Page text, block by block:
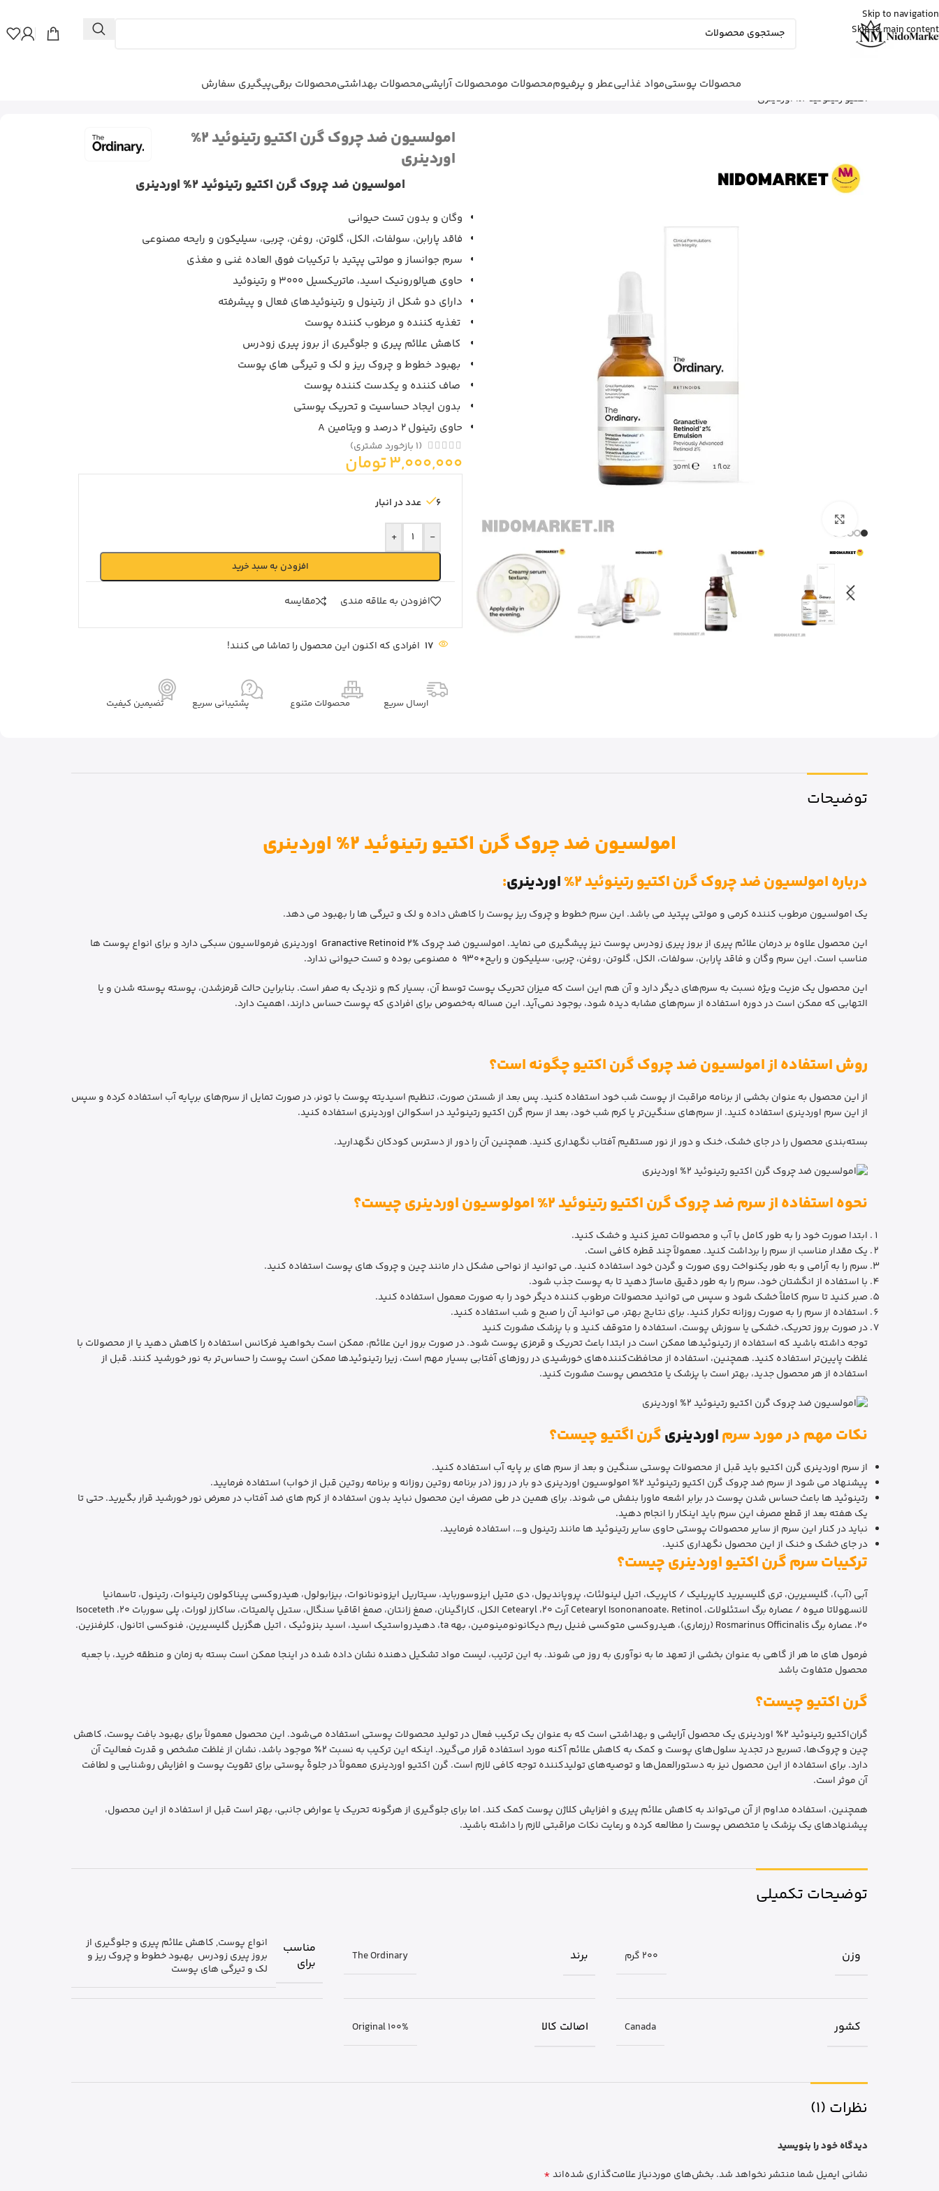
Skip to navigation
Skip to main content
محصولات پوستیمواد غذاییعطر و پرفیوممحصولات مومحصولات آرایشیمحصولات بهداشتیمحصولات برقیپیگیری سفارش محصولات پوستی |مراقبت صورت|جوانساز|امولسیون ضد چروک گرن
اکتیو رتینوئید 2% اوردینری
امولسیون ضد چروک گرن اکتیو رتینوئید 2%
اوردینری
امولسیون ضد چروک گرن اکتیو رتینوئید 2% اوردینری
وگان و بدون تست حیوانی
فاقد پارابن، سولفات، الکل، گلوتن، روغن، چربی، سیلیکون و رایحه مصنوعی
سرم جوانساز و مولتی پپتید با ترکیبات فوق العاده غنی و مغذی
حاوی هیالورونیک اسید، ماتریکسیل 3000 و رتینوئید
دارای دو شکل از رتینول و رتینوئیدهای فعال‌ و پیشرفته
تغذیه کننده و مرطوب کننده پوست
کاهش علائم پیری و جلوگیری از بروز پیری زودرس
بهبود خطوط و چروک ریز و لک و تیرگی های پوست
صاف کننده و یکدست کننده پوست
بدون ایجاد حساسیت و تحریک پوستی
حاوی رتینول 2 درصد و ویتامین A
(
1 بازخورد مشتری)
3,000,000تومان
6 عدد در انبار
-
+
افزودن به سبد خرید
افزودن به علاقه مندی مقايسه
17 افرادی که اکنون این محصول را تماشا می کنند!
ارسال سریع محصولات متنوع پشتیبانی سریع تضیمین کیفیت
توضیحات
امولسیون ضد چروک گرن اکتیو رتینوئید 2% اوردینری
درباره امولسیون ضد چروک گرن اکتیو رتینوئید 2% اوردینری:
یک امولسیون مرطوب کننده کرمی و مولتی پپتید می باشد. این سرم خطوط و چروک ریز پوست را کاهش داده و لک و تیرگی ها را بهبود می دهد.
این محصول علاوه بر درمان علائم پیری از بروز پیری زودرس پوست نیز پیشگیری می نماید. امولسیون ضد چروک Granactive Retinoid 2% اوردینری فرمولاسیون سبکی دارد و برای انواع پوست ها
مناسب است. این سرم وگان و فاقد پارابن، سولفات، الکل، گلوتن، روغن، چربی، سیلیکون و رایح*930 ه مصنوعی بوده و تست حیوانی ندارد.
این محصول یک مزیت ویژه نسبت به سرم‌های دیگر دارد و آن هم این است که میزان تحریک پوست توسط آن، بسیار کم و نزدیک به صفر است. بنابراین حالت قرمزشدن، پوسته پوسته شدن و یا
التهابی که ممکن است در دوره استفاده از سرم‌های مشابه دیده شود، بوجود نمی‌آید. این مساله به‌خصوص برای افرادی که پوست حساس دارند، اهمیت دارد.
روش استفاده از امولسیون ضد چروک گرن اکتیو چگونه است؟
از این محصول به عنوان بخشی از برنامه مراقبت از پوست شب خود استفاده کنید. پس بعد از شستن صورت، تنظیم اسیدیته پوست با تونر، در صورت تمایل از سرم‌های برپایه آب استفاده کرده و سپس
از این سرم اوردینری استفاده کنید. از سرم‌های سنگین‌تر یا کرم شب خود، بعد از سرم گرن اکتیو رتینوئید در اسکوالن اوردینری استفاده کنید.
بسته‌بندی محصول را در جای خشک، خنک و دور از نور مستقیم آفتاب نگهداری کنید. همچنین آن را دور از دسترس کودکان نگهدارید.
نحوه استفاده از سرم ضد چروک گرن اکتیو رتینوئید 2% امولوسیون اوردینری چیست؟
ابتدا صورت خود را به طور کامل با آب و محصولات تمیز کنید و خشک کنید.
یک مقدار مناسب از سرم را برداشت کنید. معمولاً چند قطره کافی است.
سرم را به آرامی و به طور یکنواخت روی صورت و گردن خود استفاده کنید. می توانید از نواحی مشکل دار مانند چین و چروک های پوست استفاده کنید.
با استفاده از انگشتان خود، سرم را به طور دقیق ماساژ دهید تا به پوست جذب شود.
صبر کنید تا سرم کاملاً خشک شود و سپس می توانید محصولات مرطوب کننده دیگر خود را به صورت معمول استفاده کنید.
استفاده از سرم را به صورت روزانه تکرار کنید. برای نتایج بهتر، می توانید آن را صبح و شب استفاده کنید.
در صورت بروز تحریک، خشکی یا سوزش پوست، استفاده را متوقف کنید و با پزشک مشورت کنید
توجه داشته باشید که استفاده از رتینوئیدها ممکن است در ابتدا باعث تحریک و قرمزی پوست شود. در صورت بروز این علائم، ممکن است بخواهید فرکانس استفاده را کاهش دهید یا از محصولات با
غلظت پایین‌تر استفاده کنید. همچنین، استفاده از محافظت‌کننده‌های خورشیدی در روزهای آفتابی بسیار مهم است، زیرا رتینوئیدها ممکن است پوست را حساس‌تر به نور خورشید کنند. قبل از
استفاده از هر محصول جدید، بهتر است با پزشک یا متخصص پوست مشورت کنید.
نکات مهم در مورد سرماوردینریگرن اگتیو چیست؟
از سرم اوردینری گرن اکتیو باید قبل از محصولات پوستی سنگین و بعد از سرم های بر پایه آب استفاده کنید.
پیشنهاد می شود از سرم ضد چروک گرن اکتیو رتینوئید 2% امولوسیون اوردینری دو بار در روز (در برنامه روتین روزانه و برنامه روتین قبل از خواب) استفاده فرمایید.
رتینوئید ها باعث حساس شدن پوست در برابر اشعه ماورا بنفش می شوند. برای همین در طی مصرف این محصول نباید بدون استفاده از کرم های ضد آفتاب در معرض نور خورشید قرار بگیرید. حتی تا
یک هفته بعد از قطع مصرف این سرم باید اینکار را انجام دهید.
نباید در کنار این سرم از سایر محصولات پوستی حاوی سایر رتینوئید ها مانند رتینول و…، استفاده فرمایید.
در جای خشک و خنک از این محصول نگهداری کنید.
ترکیبات سرم گرن اکتیو اوردینری چیست؟
آبی (آب)، گلیسیرین، تری گلیسیرید کاپریلیک / کاپریک، اتیل لینولئات، پروپاندیول، دی متیل ایزوسورباید، سیتاریل ایزونونانوات، بیزابولول، هیدروکسی پیناکولون رتینوات، رتینول، تاسمانیا
لانسهولاتا میوه / عصاره برگ استئلولات، Cetearyl Isononanoate، Retinol آرت 20، Cetearyl الکل، کاراگینان، صمغ زانتان، صمغ اقاقیا سنگال، ستیل پالمیتات، ساکارز لورات، پلی سوربات 20، Isoceteth
20، عصاره برگ Rosmarinus Officinalis (رزماری)، هیدروکسی متوکسی فنیل ریم دیکانونومینومین، بهه ta، دهیدرواستیک اسید، اسید بنزوئیک ، اتیل هگزیل گلیسیرین، فنوکسی اتانول، کلرفنزین.
فرمول های ما هر از گاهی به عنوان بخشی از تعهد ما به نوآوری به روز می شوند. به این ترتیب، لیست مواد تشکیل دهنده نشان داده شده در اینجا ممکن است بسته به زمان و منطقه خرید، با جعبه
محصول متفاوت باشد
گرن اکتیو چیست؟
گران‌اکتیو رتینوئید ۲٪ اوردینری یک محصول آرایشی و بهداشتی است که به عنوان یک ترکیب فعال در تولید محصولات پوستی استفاده می‌شود. این محصول معمولاً برای بهبود بافت پوست، کاهش
چین و چروک‌ها، تسریع در تجدید سلول‌های پوست و کمک به کاهش علائم آکنه مورد استفاده قرار می‌گیرد. اینکه این ترکیب به نسبت ۲٪ موجود باشد، نشان از غلظت مشخص و قدرت فعالیت آن
دارد. برای استفاده از این محصول نیز به دستورالعمل‌ها و توصیه‌های تولیدکننده توجه کافی لازم است. گرن اکتیو اوردینری معمولاً در جلوهٔ پوستی برای تقویت پوست و افزایش روشنایی و لطافت
آن موثر است.
همچنین، استفاده مداوم از آن می‌تواند به کاهش علائم پیری و افزایش کلاژن پوست کمک کند. اما برای جلوگیری از هرگونه تحریک یا عوارض جانبی، بهتر است قبل از استفاده از این محصول،
پیشنهادهای یک پزشک یا متخصص پوست را مطالعه کرده و رعایت نکات مراقبتی لازم را داشته باشید.
توضیحات تکمیلی
وزن 200 گرم برند The Ordinary
مناسب
برای
انواع پوست,کاهش علائم پیری و جلوگیری از
بروز پیری زودرس بهبود خطوط و چروک ریز و
لک و تیرگی های پوست
کشور Canada اصالت کالا Original 100%
نظرات (1)
دیدگاه خود را بنویسید
نشانی ایمیل شما منتشر نخواهد شد. بخش‌های موردنیاز علامت‌گذاری شده‌اند*
زهرااز گرگان
کپسول پریورین بایر آلمان رو خرید کرد